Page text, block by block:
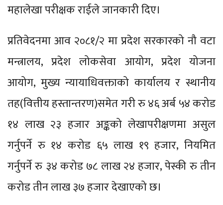
महालेखा परीक्षक राईले जानकारी दिए।
प्रतिवेदनमा आव २०८१/२ मा प्रदेश सरकारको नौ वटा
मन्त्रालय, प्रदेश लोकसेवा आयोग, प्रदेश योजना
आयोग, मुख्य न्यायाधिवक्ताको कार्यालय र स्थानीय
तह(वित्तीय हस्तान्तरण)समेत गरी रु ४६ अर्ब ५४ करोड
१४ लाख २३ हजार अङ्कको लेखापरीक्षणमा असुल
गर्नुपर्ने रु १४ करोड ६५ लाख १९ हजार, नियमित
गर्नुपर्ने रु ३४ करोड ७८ लाख २४ हजार, पेस्की रु तीन
करोड तीन लाख ३७ हजार देखाएको छ।